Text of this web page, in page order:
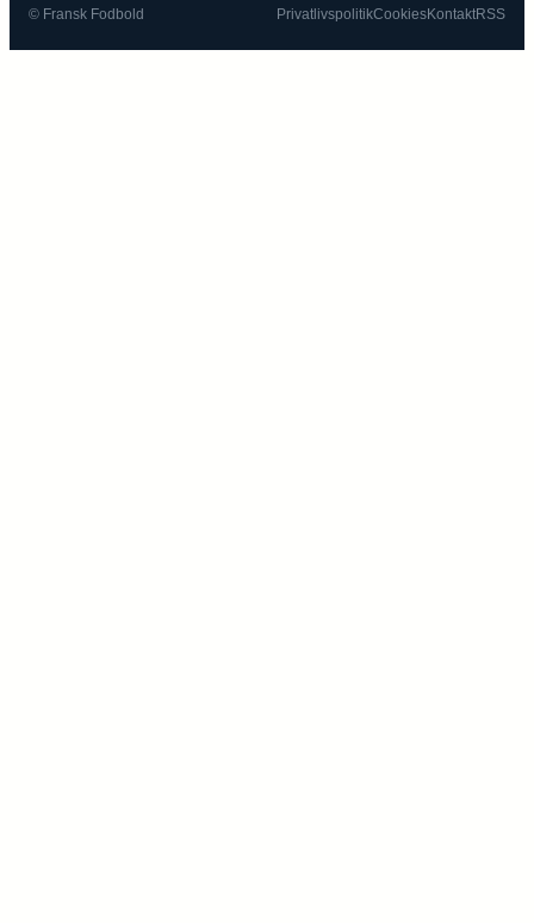
© Fransk Fodbold PrivatlivspolitikCookiesKontaktRSS